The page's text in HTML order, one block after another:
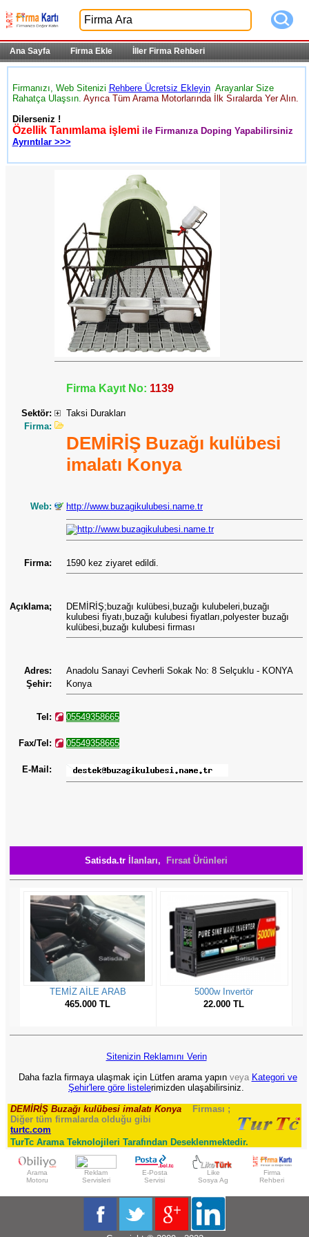
Ana Sayfa Firma Ekle İller Firma Rehberi
Firmanızı, Web Sitenizi Rehbere Ücretsiz Ekleyin Arayanlar Size
Rahatça Ulaşsın. Ayrıca Tüm Arama Motorlarında İlk Sıralarda Yer Alın.
Dilerseniz !
Özellik Tanımlama işlemi ile Firmanıza Doping Yapabilirsiniz
Ayrıntılar >>>
Firma Kayıt No: 1139
Sektör:
Taksi Durakları
Firma:
DEMİRİŞ Buzağı kulübesi
imalatı Konya
Web: http://www.buzagikulubesi.name.tr
Firma: 1590 kez ziyaret edildi.
Açıklama;
DEMİRİŞ;buzağı kulübesi,buzağı kulubeleri,buzağı
kulubesi fiyatı,buzağı kulubesi fiyatları,polyester buzağı
kulübesi,buzağı kulubesi firması
Adres:
Anadolu Sanayi Cevherli Sokak No: 8 Selçuklu - KONYA
Şehir:
Konya
Tel: 05549358665
Fax/Tel: 05549358665
E-Mail:
Satisda.tr İlanları, Fırsat Ürünleri
Sitenizin Reklamını Verin
Daha fazla firmaya ulaşmak için Lütfen arama yapınveya Kategori ve
Şehir'lere göre listelerimizden ulaşabilirsiniz.
DEMİRİŞ Buzağı kulübesi imalatı Konya Firması ;
Diğer tüm firmalarda olduğu gibi
turtc.com
TurTc Arama Teknolojileri Tarafından Deseklenmektedir.
Arama
Motoru
Reklam
Servisleri
E-Posta
Servisi
Like
Sosya Ag
Firma
Rehberi